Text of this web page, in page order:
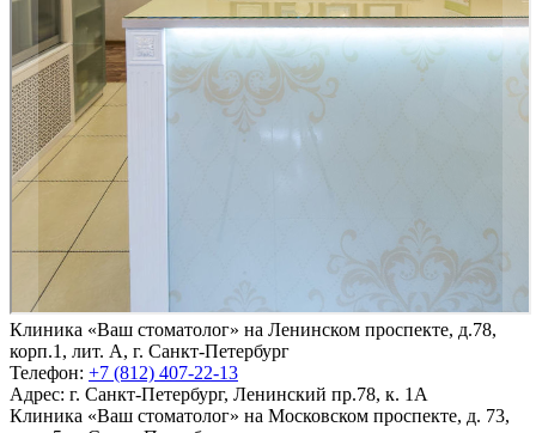
Клиника «Ваш стоматолог» на Ленинском проспекте, д.78,
корп.1, лит. А, г. Санкт-Петербург
Телефон: +7 (812) 407-22-13
Адрес: г. Санкт-Петербург, Ленинский пр.78, к. 1А
Клиника «Ваш стоматолог» на Московском проспекте, д. 73,